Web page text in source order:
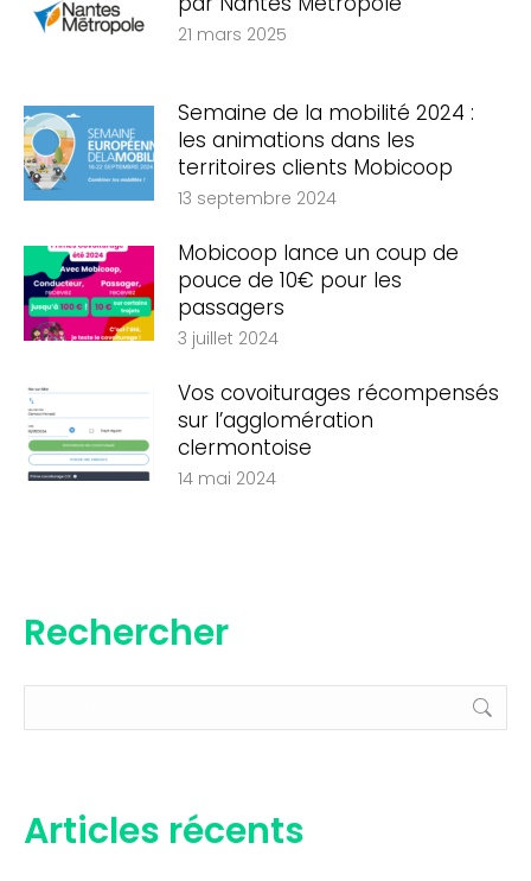
21 mars 2025
Semaine de la mobilité 2024 :
les animations dans les
territoires clients Mobicoop
13 septembre 2024
Mobicoop lance un coup de
pouce de 10€ pour les
passagers
3 juillet 2024
Vos covoiturages récompensés
sur l’agglomération
clermontoise
14 mai 2024
Rechercher
:
Articles récents